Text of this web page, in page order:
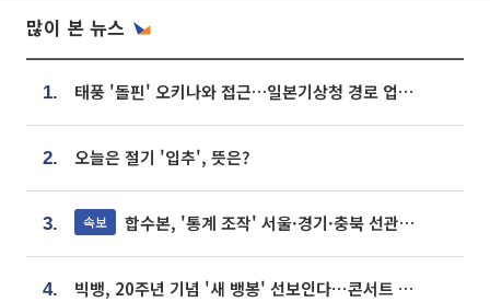
많이 본 뉴스
1. 태풍 '돌핀' 오키나와 접근…일본기상청 경로 업데이트
2. 오늘은 절기 '입추', 뜻은?
3. 속보 합수본, '통계 조작' 서울·경기·충북 선관위 등 추가 압수수색
4. 빅뱅, 20주년 기념 '새 뱅봉' 선보인다⋯콘서트 앞두고 팝업 개최